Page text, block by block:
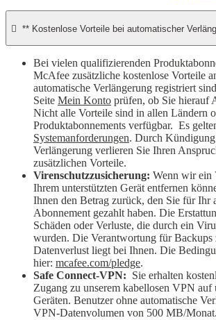
 ** Kostenlose Vorteile bei automatischer
Bei vielen qualifizierenden
McAfee zusätzliche kostenlose Vorteile
automatische Verlängerung registriert
Seite Mein Konto prüfen, ob Sie hierauf
Nicht alle Vorteile sind in allen Ländern
Produktabonnements verfügbar. Es
Systemanforderungen. Durch Kündigung
Verlängerung verlieren Sie Ihren
zusätzlichen Vorteile.
Virenschutzzusicherung: Wenn wir ein
Ihrem unterstützten Gerät entfernen
Ihnen den Betrag zurück, den Sie für Ihr
Abonnement gezahlt haben. Die
Schäden oder Verluste, die durch ein
wurden. Die Verantwortung für Backups
Datenverlust liegt bei Ihnen. Die
hier: mcafee.com/pledge.
Safe Connect-VPN: Sie erhalten
Zugang zu unserem kabellosen VPN auf
Geräten. Benutzer ohne automatische
VPN-Datenvolumen von 500 MB/Monat.